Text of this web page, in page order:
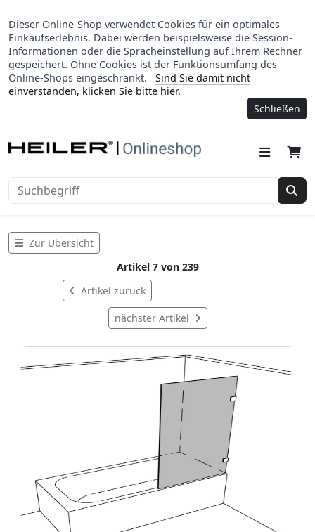
Dieser Online-Shop verwendet Cookies für ein optimales
Einkaufserlebnis. Dabei werden beispielsweise die Session-
Informationen oder die Spracheinstellung auf Ihrem Rechner
gespeichert. Ohne Cookies ist der Funktionsumfang des
Online-Shops eingeschränkt.
Sind Sie damit nicht
einverstanden, klicken Sie bitte hier.
Schließen
Zur Übersicht
Artikel zurück
Artikel 7 von 239
nächster Artikel